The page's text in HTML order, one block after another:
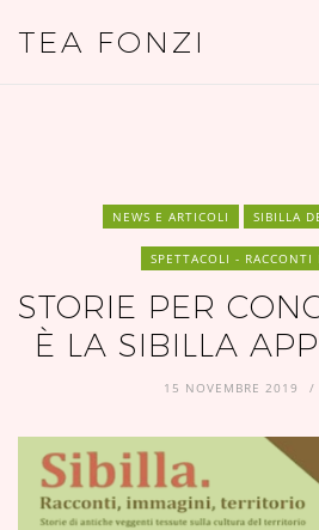
TEA FONZI
NEWS E ARTICOLI SIBILLA
SPETTACOLI - RACCONTI
STORIE PER
È LA SIBILLA
15 NOVEMBRE 2019